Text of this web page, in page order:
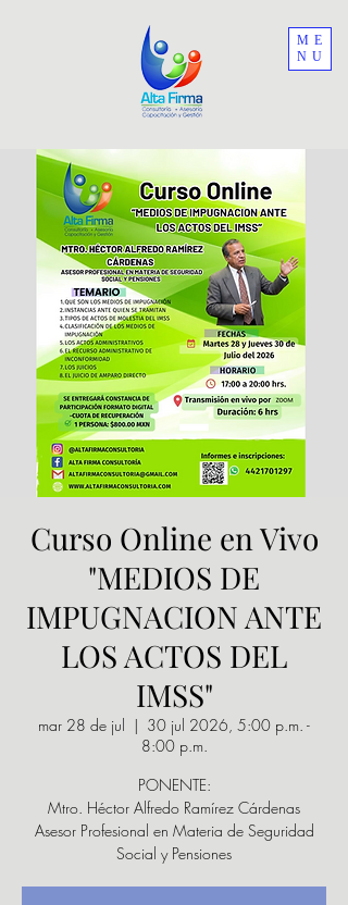
ME
NU
Curso Online en Vivo
"MEDIOS DE
IMPUGNACION ANTE
LOS ACTOS DEL
IMSS"
mar 28 de jul
  |
30 jul 2026, 5:00 p.m. -
8:00 p.m.
PONENTE:
Mtro. Héctor Alfredo Ramírez Cárdenas
Asesor Profesional en Materia de Seguridad
Social y Pensiones